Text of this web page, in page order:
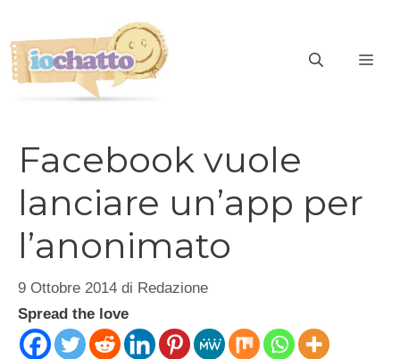
contenuto
Facebook vuole
lanciare un’app per
l’anonimato
9 Ottobre 2014 di Redazione
Spread the love